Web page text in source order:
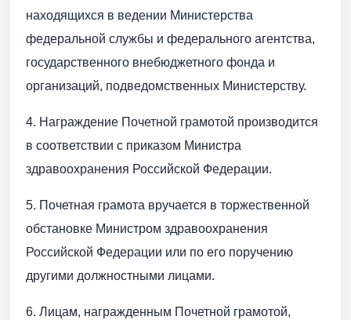
находящихся в ведении Министерства
федеральной службы и федерального агентства,
государственного внебюджетного фонда и
организаций, подведомственных Министерству.
4. Награждение Почетной грамотой производится
в соответствии с приказом Министра
здравоохранения Российской Федерации.
5. Почетная грамота вручается в торжественной
обстановке Министром здравоохранения
Российской Федерации или по его поручению
другими должностными лицами.
6. Лицам, награжденным Почетной грамотой,